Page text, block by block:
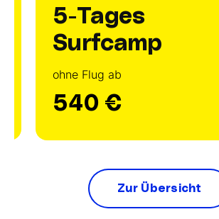
5-Tages
Surfcamp
ohne Flug ab
540 €
Zur Übersicht